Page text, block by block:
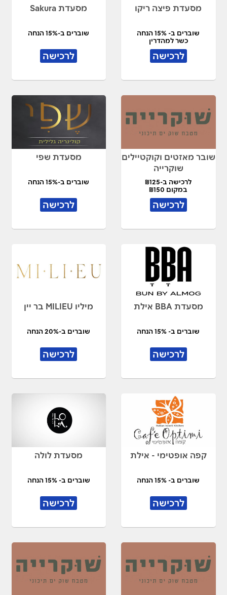
מסעדת פיצה ריקו
שוברים ב- 15% הנחה
כשר למהדרין
לרכישה
מסעדת Sakura
שוברים ב-15% הנחה
לרכישה
שובר מאזטים וקוקטיילים
שוקרייה
לרכישה ב-₪125
במקום ₪150
לרכישה
מסעדת שפי
שוברים ב-15% הנחה
לרכישה
מסעדת BBA אילת
שוברים ב- 15% הנחה
לרכישה
מיליו MILIEU בר יין
שוברים ב-20% הנחה
לרכישה
קפה אופטימי - אילת
שוברים ב- 15% הנחה
לרכישה
מסעדת לולה
שוברים ב- 15% הנחה
לרכישה